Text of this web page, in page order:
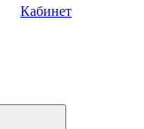
Кабинет